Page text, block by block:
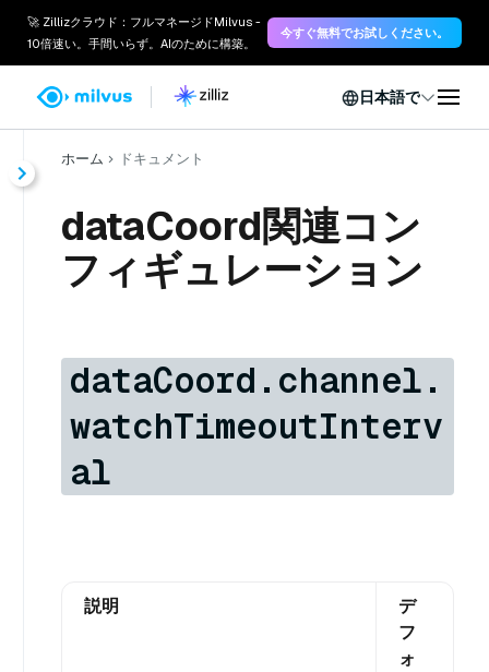
🚀 Zillizクラウド：フルマネージドMilvus -
10倍速い。手間いらず。AIのために構築。
今すぐ無料でお試しください。
日本語で
ホーム ドキュメント
dataCoord関連コン
フィギュレーション
dataCoord.channel.
watchTimeoutInterv
al
説明
デ
フ
ォ